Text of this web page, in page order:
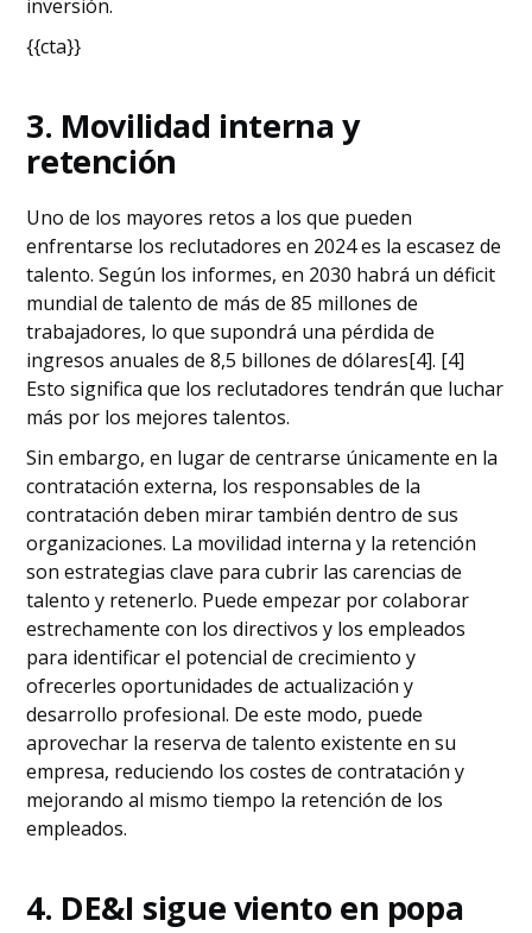
inversión.
{{cta}}
3. Movilidad interna y
retención
Uno de los mayores retos a los que pueden
enfrentarse los reclutadores en 2024 es la escasez de
talento. Según los informes, en 2030 habrá un déficit
mundial de talento de más de 85 millones de
trabajadores, lo que supondrá una pérdida de
ingresos anuales de 8,5 billones de dólares[4]. [4]
Esto significa que los reclutadores tendrán que luchar
más por los mejores talentos.
Sin embargo, en lugar de centrarse únicamente en la
contratación externa, los responsables de la
contratación deben mirar también dentro de sus
organizaciones. La movilidad interna y la retención
son estrategias clave para cubrir las carencias de
talento y retenerlo. Puede empezar por colaborar
estrechamente con los directivos y los empleados
para identificar el potencial de crecimiento y
ofrecerles oportunidades de actualización y
desarrollo profesional. De este modo, puede
aprovechar la reserva de talento existente en su
empresa, reduciendo los costes de contratación y
mejorando al mismo tiempo la retención de los
empleados.
4. DE&I sigue viento en popa